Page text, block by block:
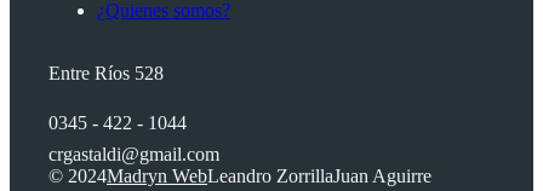
¿Quienes somos?
Entre Ríos 528
0345 - 422 - 1044
crgastaldi@gmail.com
© 2024Madryn WebLeandro ZorrillaJuan Aguirre